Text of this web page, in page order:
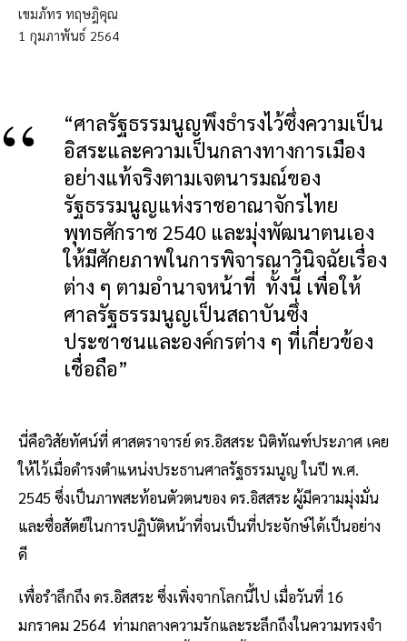
เขมภัทร ทฤษฎิคุณ
1 กุมภาพันธ์ 2564
“ศาลรัฐธรรมนูญพึงธำรงไว้ซึ่งความเป็น
อิสระและความเป็นกลางทางการเมือง
อย่างแท้จริงตามเจตนารมณ์ของ
รัฐธรรมนูญแห่งราชอาณาจักรไทย
พุทธศักราช 2540 และมุ่งพัฒนาตนเอง
ให้มีศักยภาพในการพิจารณาวินิจฉัยเรื่อง
ต่าง ๆ ตามอำนาจหน้าที่ ทั้งนี้ เพื่อให้
ศาลรัฐธรรมนูญเป็นสถาบันซึ่ง
ประชาชนและองค์กรต่าง ๆ ที่เกี่ยวข้อง
เชื่อถือ”
นี่คือวิสัยทัศน์ที่ ศาสตราจารย์ ดร.อิสสระ นิติทัณฑ์ประภาศ เคย
ให้ไว้เมื่อดำรงตำแหน่งประธานศาลรัฐธรรมนูญ ในปี พ.ศ.
2545 ซึ่งเป็นภาพสะท้อนตัวตนของ ดร.อิสสระ ผู้มีความมุ่งมั่น
และซื่อสัตย์ในการปฏิบัติหน้าที่จนเป็นที่ประจักษ์ได้เป็นอย่าง
ดี
เพื่อรำลึกถึง ดร.อิสสระ ซึ่งเพิ่งจากโลกนี้ไป เมื่อวันที่ 16
มกราคม 2564 ท่ามกลางความรักและระลึกถึงในความทรงจำ